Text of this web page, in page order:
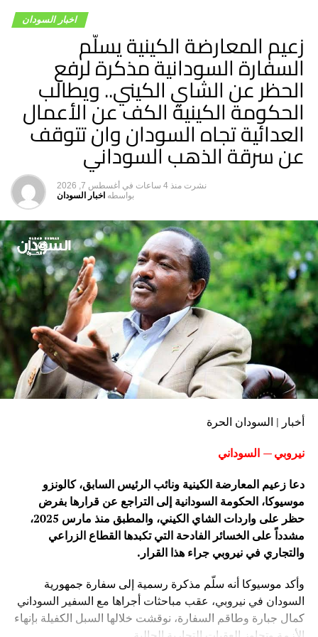
اخبار السودان
زعيم المعارضة الكينية يسلّم
السفارة السودانية مذكرة لرفع
الحظر عن الشاي الكيني.. ويطالب
الحكومة الكينية الكف عن الأعمال
العدائية تجاه السودان وان تتوقف
عن سرقة الذهب السوداني
نشرت منذ 4 ساعات في أغسطس 7, 2026
بواسطه اخبار السودان
أخبار | السودان الحرة
نيروبي — السوداني
دعا زعيم المعارضة الكينية ونائب الرئيس السابق، كالونزو
موسيوكا، الحكومة السودانية إلى التراجع عن قرارها بفرض
حظر على واردات الشاي الكيني، والمطبق منذ مارس 2025،
مشدداً على الخسائر الفادحة التي تكبدها القطاع الزراعي
والتجاري في نيروبي جراء هذا القرار.
وأكد موسيوكا أنه سلّم مذكرة رسمية إلى سفارة جمهورية
السودان في نيروبي، عقب مباحثات أجراها مع السفير السوداني
كمال جبارة وطاقم السفارة، نوقشت خلالها السبل الكفيلة بإنهاء